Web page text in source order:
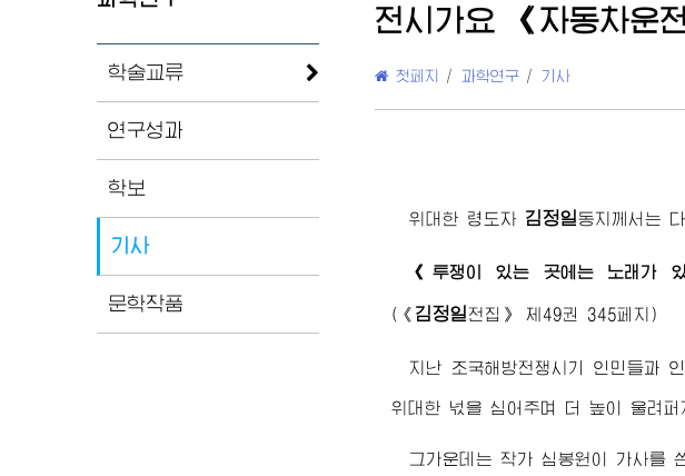
학술교류
연구성과
학보
기사
문학작품
전시가요 《자동차운
첫페지 / 과학연구 / 기사
위대한 령도자 김정일동지께서 는
《투쟁이 있는 곳에는 노래가
( 《 김정일 전집》 제49권 345페지)
지난 조국해방전쟁시기 인민들과
위대한 넋을 심어주며 더 높이 울려퍼
그가운데는 작가 심봉원이 가사를